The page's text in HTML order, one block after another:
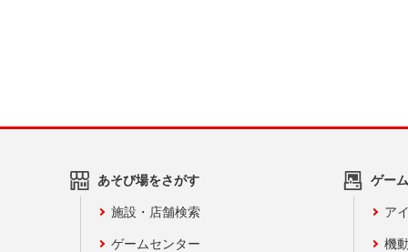
あそび場をさがす
施設・店舗検索
ゲームセンター
ゲー
ア
機